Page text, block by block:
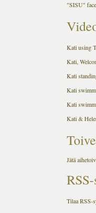
"SISU"
Kati using
Kati,
Kati
Kati
Kati
Kati &
Jätä
Tilaa RSS-